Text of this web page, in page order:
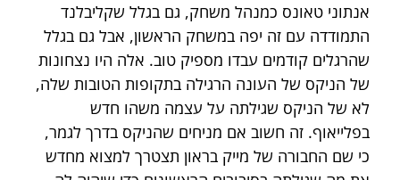
אנתוני טאונס כמנהל משחק, גם בגלל שקליבלנד
התמודדה עם זה יפה במשחק הראשון, אבל גם בגלל
שהרגלים קודמים עבדו מספיק טוב. אלה היו נצחונות
של הניקס של העונה הרגילה בתקופות הטובות שלה,
לא של הניקס שגילתה על עצמה משהו חדש
בפלייאוף. זה חשוב אם מניחים שהניקס בדרך לגמר,
כי שם החבורה של מייק בראון תצטרך למצוא מחדש